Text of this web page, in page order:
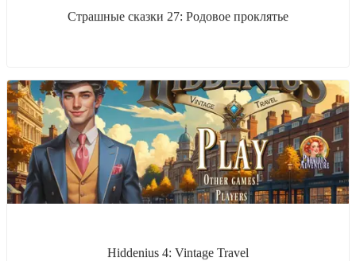
Страшные сказки 27: Родовое проклятье
Hiddenius 4: Vintage Travel